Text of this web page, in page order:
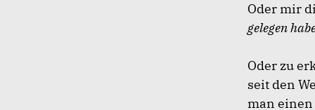
Oder mir
gelegen
Oder zu
seit den
man